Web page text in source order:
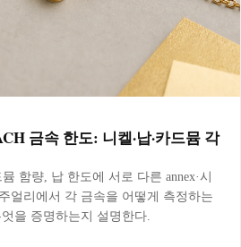
금속 한도: 니켈·납·카드뮴 각
함량, 납 한도에 서로 다른 annex·시
얼리에서 각 금속을 어떻게 측정하는
을 증명하는지 설명한다.